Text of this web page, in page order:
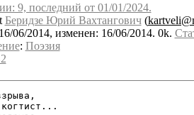
9, последний от 01/01/2024.
Беридзе Юрий Вахтангович(
06/2014, изменен: 16/06/2014. 0k.
: Поэзия